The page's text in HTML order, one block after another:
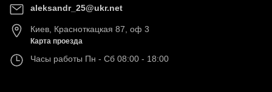
aleksandr_25@ukr.net
Киев Красноткацкая 87, оф 3
Карта проезда
Часы работы Пн - Сб 08:00 - 18:00